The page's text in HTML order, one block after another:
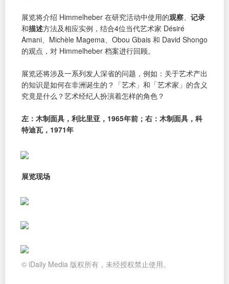
展览将介绍 Himmelheber 在研究活动中使用的观察
记录
和描述方法及相应实例，结合4位当代艺术家 Désiré
Amani、Michèle Magema、Obou Gbais 和 David Shongo
的观点，对 Himmelheber 档案进行回顾。
展览还将涉及一系列发人深省的问题，例如：关于艺术产出
的知识是如何在非洲诞生的？「艺术」和「艺术家」的含义
究竟是什么？艺术经纪人扮演着怎样的角色？
左：木制面具，利比里亚，1965年前；右：木制面具，科
特迪瓦，1971年
展览现场
© iDaily Media 版权所有，未经授权禁止使用。